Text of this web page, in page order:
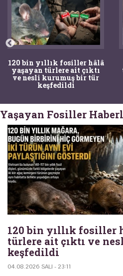
120 bin yıllık fosiller hâlâ
yaşayan türlere ait çıktı
ve nesli kurumuş bir tür
keşfedildi
Yaşayan Fosiller
120 bin yıllık fosiller
türlere ait çıktı ve
keşfedildi
04.08.2026 SALI - 23:11